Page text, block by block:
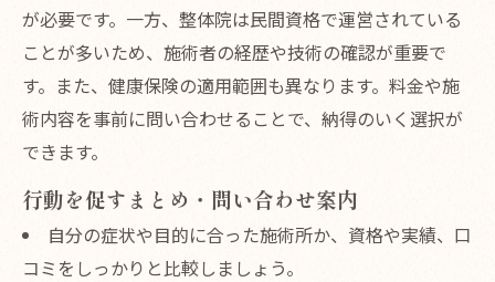
が必要です。一方、整体院は民間資格で運営されている
ことが多いため、施術者の経歴や技術の確認が重要で
す。また、健康保険の適用範囲も異なります。料金や施
術内容を事前に問い合わせることで、納得のいく選択が
できます。
行動を促すまとめ・問い合わせ案内
自分の症状や目的に合った施術所か、資格や実績、口
コミをしっかりと比較しましょう。